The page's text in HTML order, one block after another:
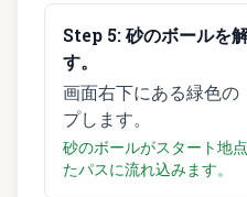
Step 5:砂のボールを
す。
画面右下にある緑色の
プします。
砂のボールがスタート地
たパスに流れ込みます。